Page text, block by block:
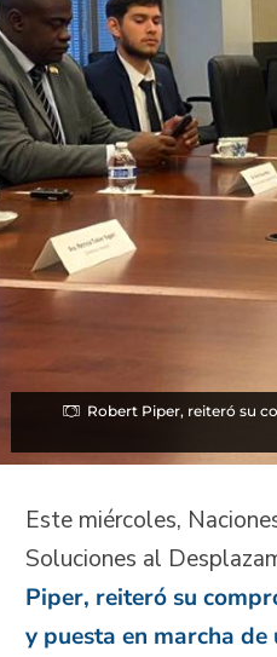
Robert Piper, reiteró su
Este miércoles,
Soluciones al
Piper, reiteró su
y puesta en marcha